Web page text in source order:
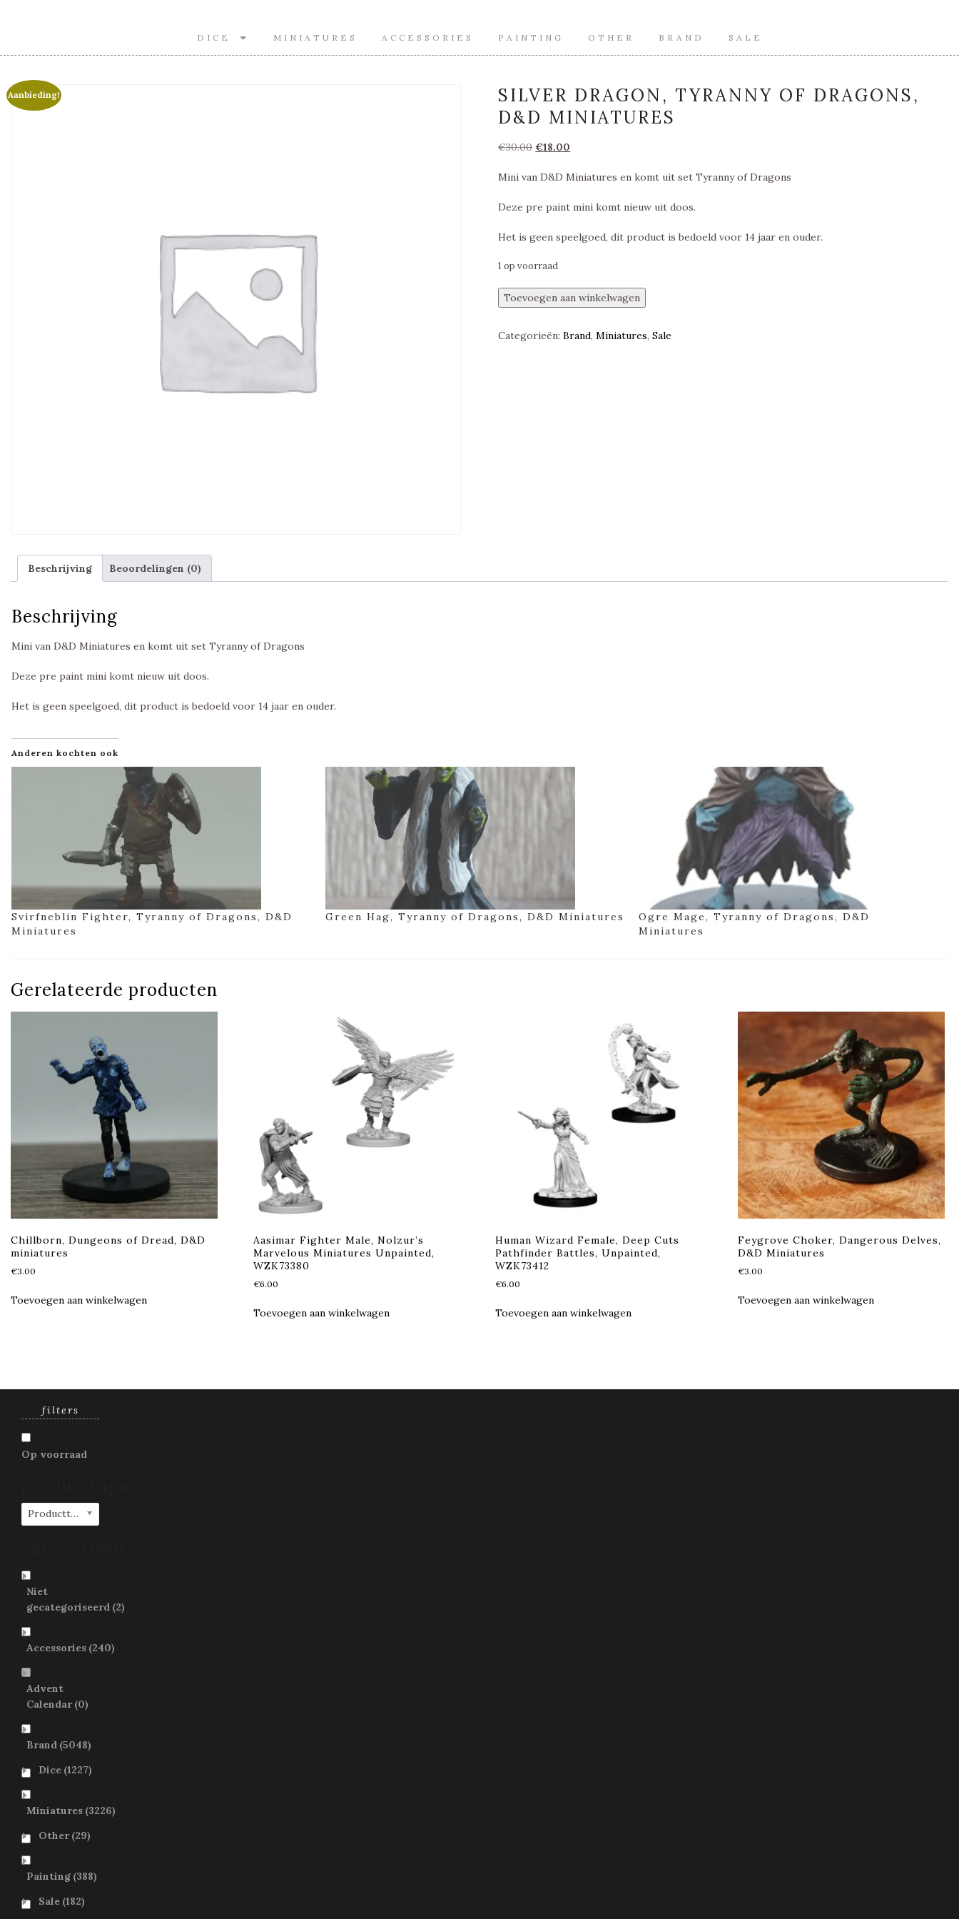
DICE MINIATURES ACCESSORIES PAINTING OTHER BRAND SALE
Aanbieding!
SILVER DRAGON, TYRANNY OF DRAGONS,
D&D MINIATURES
€30.00 Oorspronkelijke
was:
€18.00
is:
Mini van D&D Miniatures en komt uit set Tyranny of Dragons
Deze pre paint mini komt nieuw uit doos.
Het is geen speelgoed, dit product is bedoeld voor 14 jaar en ouder.
1 op voorraad
Silver
Dragon,
of
Toevoegen aan winkelwagen
Categorieën:Brand,Miniatures,Sale
Beschrijving Beoordelingen (0)
Beschrijving
Mini van D&D Miniatures en komt uit set Tyranny of Dragons
Deze pre paint mini komt nieuw uit doos.
Het is geen speelgoed, dit product is bedoeld voor 14 jaar en ouder.
Anderen kochten ook
Svirfneblin Fighter, Tyranny of Dragons, D&D
Miniatures
Green Hag, Tyranny of Dragons, D&D Miniatures
Ogre Mage, Tyranny of Dragons, D&D
Miniatures
Gerelateerde producten
Chillborn, Dungeons of Dread, D&D
miniatures
€3.00
Toevoegen aan winkelwagen
Aasimar Fighter Male, Nolzur’s
Marvelous Miniatures Unpainted,
WZK73380
€6.00
Toevoegen aan winkelwagen
Human Wizard Female, Deep Cuts
Pathfinder Battles, Unpainted,
WZK73412
€6.00
Toevoegen aan winkelwagen
Feygrove Choker, Dangerous Delves,
D&D Miniatures
€3.00
Toevoegen aan winkelwagen
filters
Op voorraad
Producttags
Niet
gecategoriseerd (2)
Accessories (240)
Advent
Calendar (0)
Brand (5048)
Dice (1227)
Miniatures (3226)
Other (29)
Painting (388)
Sale (182)